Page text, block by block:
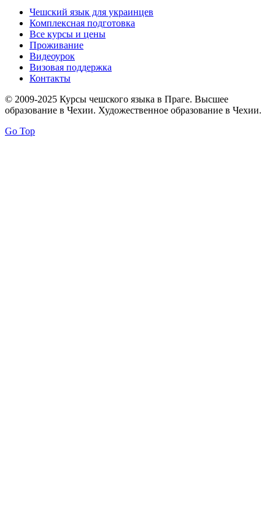
Чешский язык для украинцев
Комплексная подготовка
Все курсы и цены
Проживание
Видеоурок
Визовая поддержка
Контакты
© 2009-2025 Курсы чешского языка в Праге. Высшее
образование в Чехии. Художественное образование в Чехии.
Go Top